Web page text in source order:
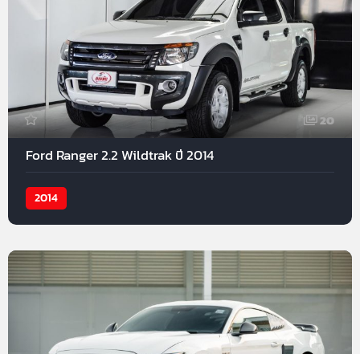
20
Ford Ranger 2.2 Wildtrak ปี 2014
2014